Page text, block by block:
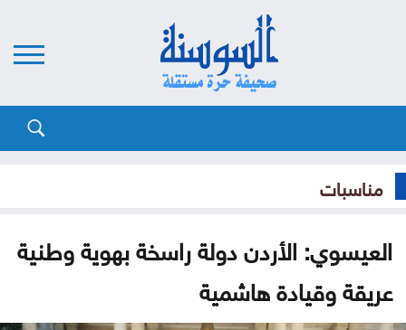
مناسبات
العيسوي: الأردن دولة راسخة بهوية وطنية
عريقة وقيادة هاشمية